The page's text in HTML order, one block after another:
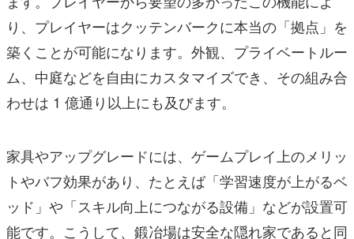
り、プレイヤーはクッテンバークに本当の「拠点」を
築くことが可能になります。外観、プライベートルー
ム、中庭などを自由にカスタマイズでき、その組み合
わせは 1 億通り以上にも及びます。
家具やアップグレードには、ゲームプレイ上のメリッ
トやバフ効果があり、たとえば「学習速度が上がるベ
ッド」や「スキル向上につながる設備」などが設置可
能です。こうして、鍛冶場は安全な隠れ家であると同